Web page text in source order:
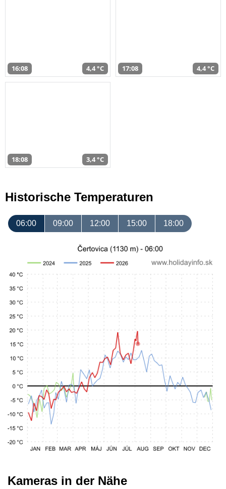
16:08 4,4 °C 17:08 4,4 °C
18:08 3,4 °C
Historische Temperaturen
06:00 09:00 12:00 15:00 18:00
Kameras in der Nähe